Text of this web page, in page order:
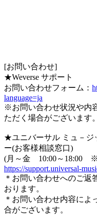
[お問い合わせ]
★Weverse サポート
お問い合わせフォーム：
language=ja
※お問い合わせ状況や内
ただく場合がございます。
★ユニバーサル ミュ－ジ
ー(お客様相談窓口)
(月～金 10:00～18:00 ※
https://support.universal-
＊お問い合わせへのご返
おります。
＊お問い合わせ内容によ
合がございます。